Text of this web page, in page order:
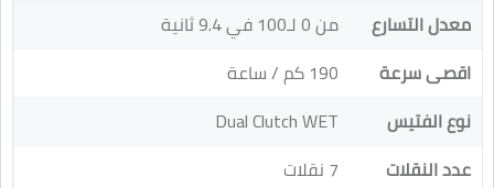
معدل التسارع
من 0 لـ100 في 9.4 ثانية
اقصى سرعة
190 كم / ساعة
نوع الفتيس
Dual Clutch WET
عدد النقلات
7 نقلات